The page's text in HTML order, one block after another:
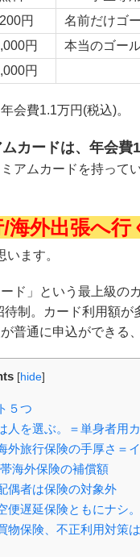
円
名前だけゴ
円
本当のゴー
円
会費1.1万円(税込)。
ムカードは、年会費
アムカードを持って
海外出張へ
います。
ド」という最上級の
制。カード利用額
普通に申込ができる
[hide]
５つ
を選ぶ。＝単身者用
外旅行保険の手厚さ＝
海外保険の補償額
偶者は保険の対象外
便遅延保険ともにナシ。
物保険、不正利用対策